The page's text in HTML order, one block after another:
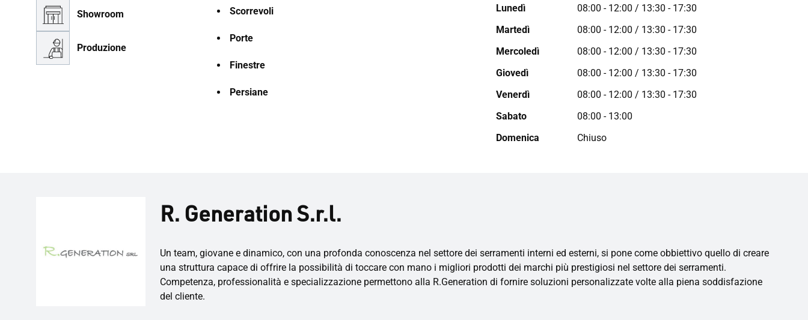
Showroom
Produzione
Scorrevoli
Porte
Finestre
Persiane
Lunedì
08:00 - 12:00 / 13:30 - 17:30
Martedì
08:00 - 12:00 / 13:30 - 17:30
Mercoledì
08:00 - 12:00 / 13:30 - 17:30
Giovedì
08:00 - 12:00 / 13:30 - 17:30
Venerdì
08:00 - 12:00 / 13:30 - 17:30
Sabato
08:00 - 13:00
Domenica
Chiuso
R. Generation S.r.l.
Un team, giovane e dinamico, con una profonda conoscenza nel settore dei serramenti interni ed esterni, si pone come obbiettivo quello di creare
una struttura capace di offrire la possibilità di toccare con mano i migliori prodotti dei marchi più prestigiosi nel settore dei serramenti.
Competenza, professionalità e specializzazione permettono alla R.Generation di fornire soluzioni personalizzate volte alla piena soddisfazione
del cliente.